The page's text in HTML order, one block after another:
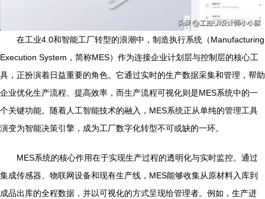
在工业4.0和智能工厂转型的浪潮中，制造执行系统（Manufacturing
Execution System，简称MES）作为连接企业计划层与控制层的核心工
具，正扮演着日益重要的角色。它通过实时的生产数据采集和管理，帮助
企业优化生产流程、提高效率，而生产流程可视化则是MES系统中的一
个关键功能。随着人工智能技术的融入，MES系统正从单纯的管理工具
演变为智能决策引擎，成为工厂数字化转型不可或缺的一环。
MES系统的核心作用在于实现生产过程的透明化与实时监控。通过
集成传感器、物联网设备和现有生产线，MES能够收集从原材料入库到
成品出库的全程数据，并以可视化的方式呈现给管理者。例如，生产进